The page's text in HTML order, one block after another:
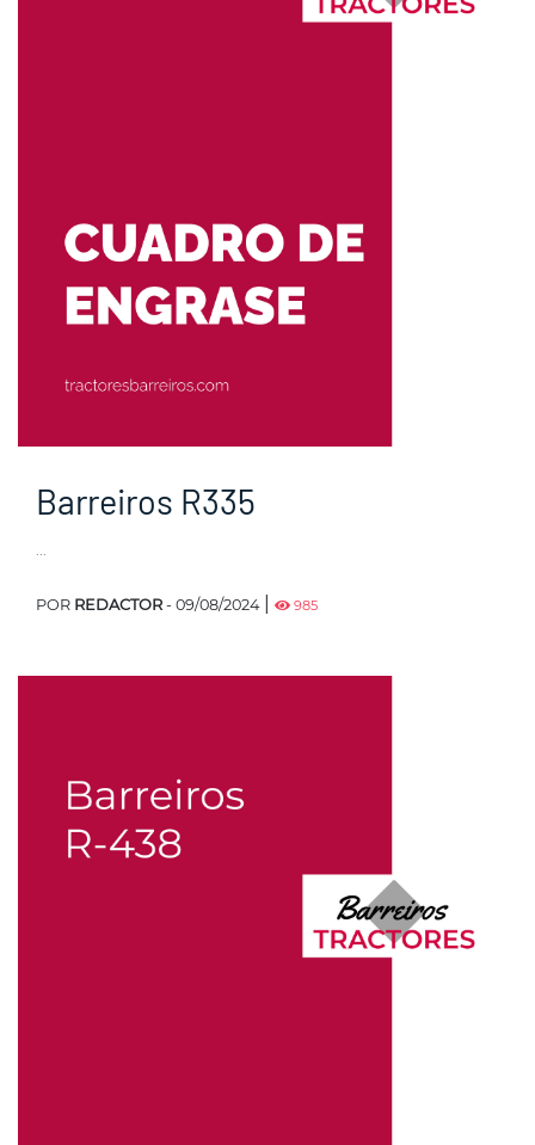
Barreiros R335
...
POR REDACTOR - 09/08/2024| 985